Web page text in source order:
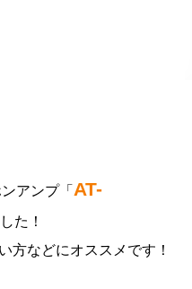
アンプ「 AT-
た！
方などにオススメです！